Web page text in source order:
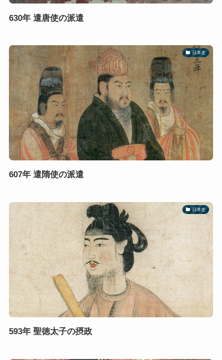
630年 遣唐使の派遣
日本史
607年 遣隋使の派遣
日本史
593年 聖徳太子の摂政